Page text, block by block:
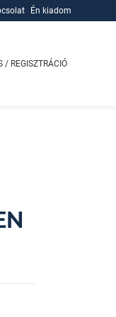
Én kiadom
/ REGISZTRÁCIÓ